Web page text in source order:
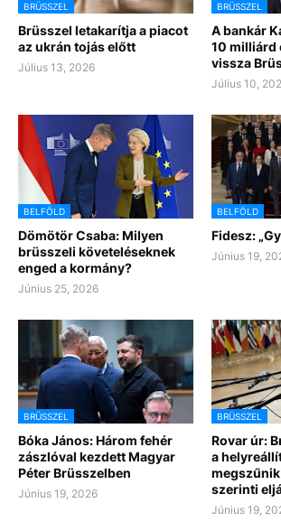
BRÜSSZEL
Brüsszel letakarítja a piacot
az ukrán tojás előtt
Július 13, 2026
BRÜSSZEL
A bankár
10 milliárd
vissza
Július 10,
BELFÖLD
Dömötör Csaba: Milyen
brüsszeli követeléseknek
enged a kormány?
Június 25, 2026
BELFÖLD
Fidesz:
Június 19,
BRÜSSZEL
Bóka János: Három fehér
zászlóval kezdett Magyar
Péter Brüsszelben
Június 19, 2026
BRÜSSZEL
Rovar úr:
a
szerinti
Június 19,